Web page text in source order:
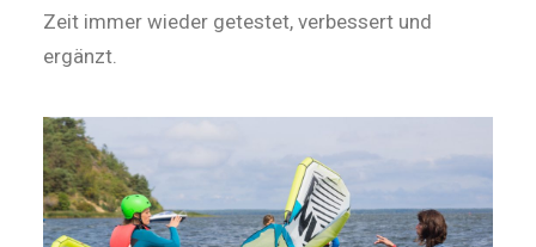
Zeit immer wie­der getestet, verbessert und
ergänzt.